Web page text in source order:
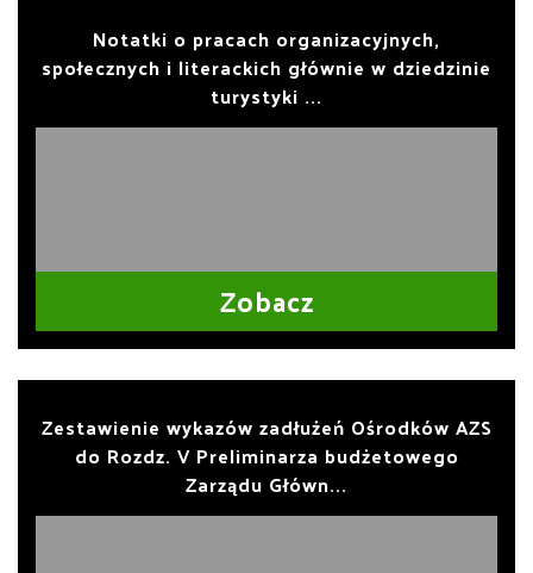
Notatki o pracach organizacyjnych,
społecznych i literackich głównie w dziedzinie
turystyki ...
Zobacz
Zestawienie wykazów zadłużeń Ośrodków AZS
do Rozdz. V Preliminarza budżetowego
Zarządu Główn...